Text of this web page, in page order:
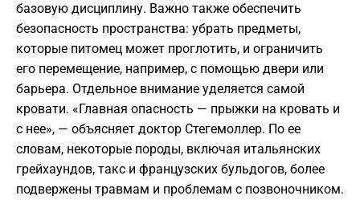
базовую дисциплину. Важно также обеспечить
безопасность пространства: убрать предметы,
которые питомец может проглотить, и ограничить
его перемещение, например, с помощью двери или
барьера. Отдельное внимание уделяется самой
кровати. «Главная опасность — прыжки на кровать и
с нее», — объясняет доктор Стегемоллер. По ее
словам, некоторые породы, включая итальянских
грейхаундов, такс и французских бульдогов, более
подвержены травмам и проблемам с позвоночником.